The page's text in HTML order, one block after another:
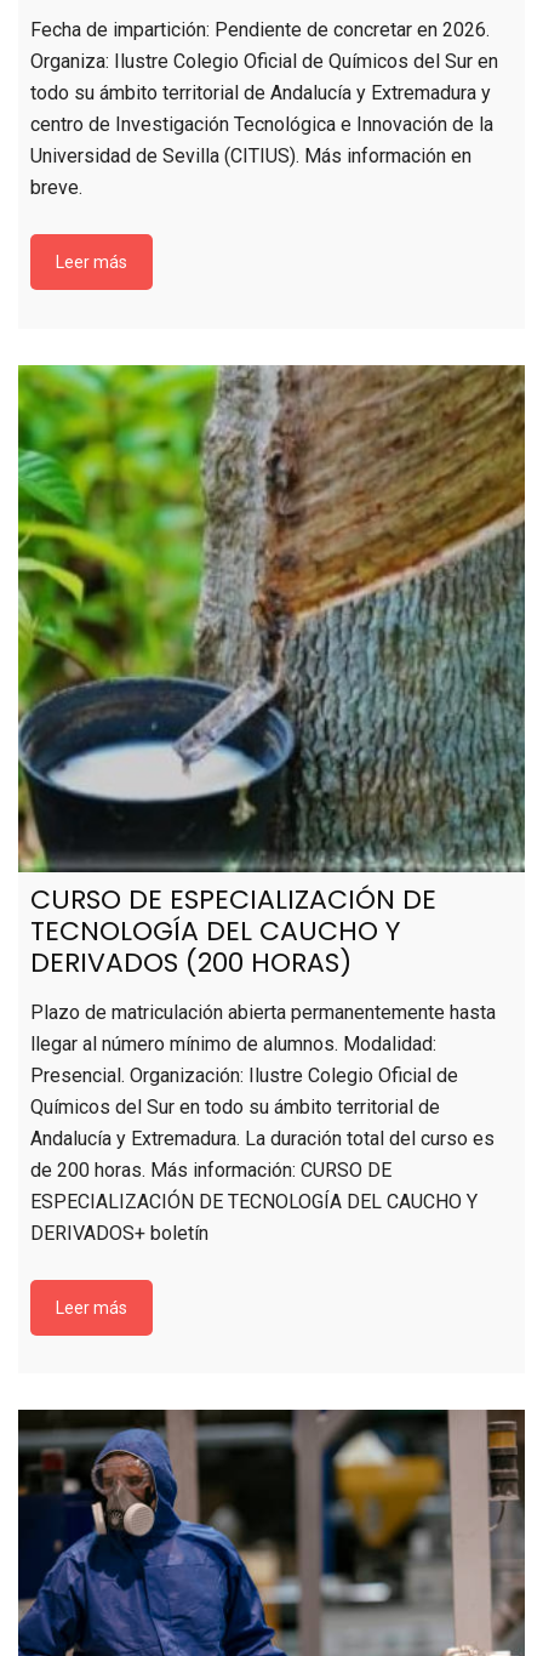
Fecha de impartición: Pendiente de concretar en 2026.
Organiza: Ilustre Colegio Oficial de Químicos del Sur en
todo su ámbito territorial de Andalucía y Extremadura y
centro de Investigación Tecnológica e Innovación de la
Universidad de Sevilla (CITIUS). Más información en
breve.
Leer más
CURSO DE ESPECIALIZACIÓN DE
TECNOLOGÍA DEL CAUCHO Y
DERIVADOS (200 HORAS)
Plazo de matriculación abierta permanentemente hasta
llegar al número mínimo de alumnos. Modalidad:
Presencial. Organización: Ilustre Colegio Oficial de
Químicos del Sur en todo su ámbito territorial de
Andalucía y Extremadura. La duración total del curso es
de 200 horas. Más información: CURSO DE
ESPECIALIZACIÓN DE TECNOLOGÍA DEL CAUCHO Y
DERIVADOS+ boletín
Leer más